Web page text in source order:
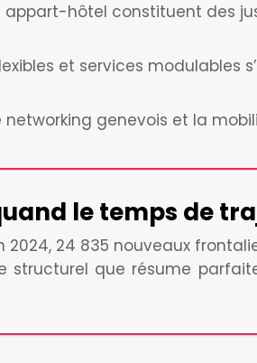
hôtel constituent des
et services modulables
genevois et la
le temps de
24 835 nouveaux
structurel que résume